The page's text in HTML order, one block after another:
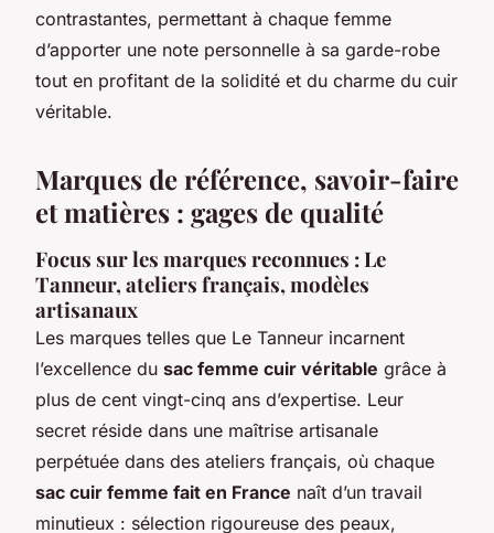
contrastantes, permettant à chaque femme
d’apporter une note personnelle à sa garde-robe
tout en profitant de la solidité et du charme du cuir
véritable.
Marques de référence, savoir-faire
et matières : gages de qualité
Focus sur les marques reconnues : Le
Tanneur, ateliers français, modèles
artisanaux
Les marques telles que Le Tanneur incarnent
l’excellence du sac femme cuir véritable grâce à
plus de cent vingt-cinq ans d’expertise. Leur
secret réside dans une maîtrise artisanale
perpétuée dans des ateliers français, où chaque
sac cuir femme fait en France naît d’un travail
minutieux : sélection rigoureuse des peaux,